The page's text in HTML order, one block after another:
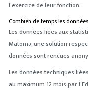
l’exercice de leur fonction.
Combien de temps les
Les données liées aux
Matomo, une solution
données sont rendues
Les données techniques
au maximum 12 mois par